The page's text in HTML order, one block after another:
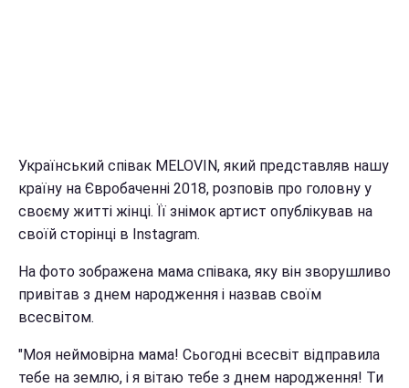
Український співак MELOVIN, який представляв нашу
країну на Євробаченні 2018, розповів про головну у
своєму житті жінці. Її знімок артист опублікував на
своїй сторінці в Instagram.
На фото зображена мама співака, яку він зворушливо
привітав з днем ​​народження і назвав своїм
всесвітом.
"Моя неймовірна мама! Сьогодні всесвіт відправила
тебе на землю, і я вітаю тебе з днем ​​народження! Ти